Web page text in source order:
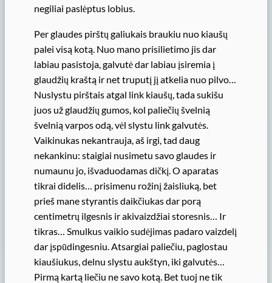
negiliai paslėptus lobius.
Per glaudes pirštų galiukais braukiu nuo kiaušų
palei visą kotą. Nuo mano prisilietimo jis dar
labiau pasistoja, galvutė dar labiau įsiremia į
glaudžių kraštą ir net truputį jį atkelia nuo pilvo…
Nuslystu pirštais atgal link kiaušų, tada sukišu
juos už glaudžių gumos, kol paliečių švelnią
švelnią varpos odą, vėl slystu link galvutės.
Vaikinukas nekantrauja, aš irgi, tad daug
nekankinu: staigiai nusimetu savo glaudes ir
numaunu jo, išvaduodamas dičkį. O aparatas
tikrai didelis… prisimenu rožinį žaisliuką, bet
prieš mane styrantis daikčiukas dar porą
centimetrų ilgesnis ir akivaizdžiai storesnis… Ir
tikras… Smulkus vaikio sudėjimas padaro vaizdelį
dar įspūdingesniu. Atsargiai paliečiu, paglostau
kiaušiukus, delnu slystu aukštyn, iki galvutės…
Pirmą kartą liečiu ne savo kotą. Bet tuoj ne tik